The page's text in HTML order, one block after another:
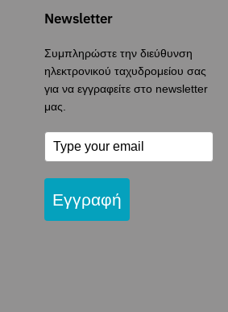
Newsletter
Συμπληρώστε την διεύθυνση
ηλεκτρονικού ταχυδρομείου σας
για να εγγραφείτε στο newsletter
μας.
Εγγραφή